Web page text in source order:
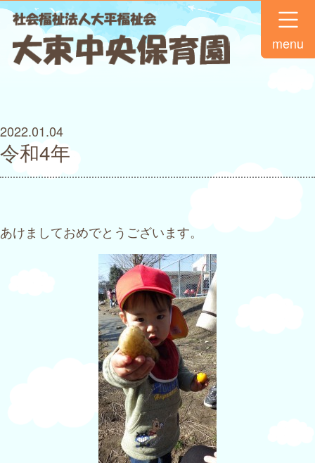
menu
令和4年
2022.01.04
あけましておめでとうございます。